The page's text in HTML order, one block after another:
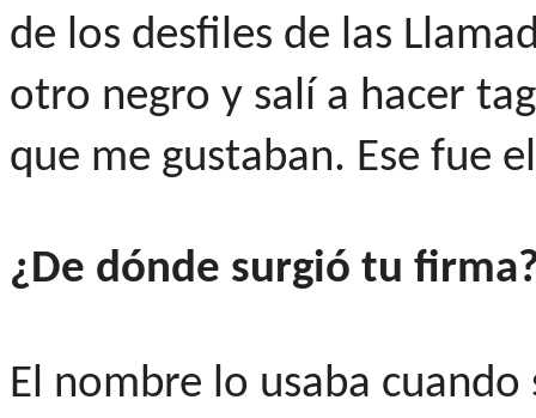
de los desfiles de las
otro negro y salí a hacer
que me gustaban. Ese fue
¿De dónde surgió tu
El nombre lo usaba